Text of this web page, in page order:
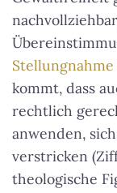
Stellungnahme
kommt, dass
rechtlich
anwenden,
verstricken
theologische